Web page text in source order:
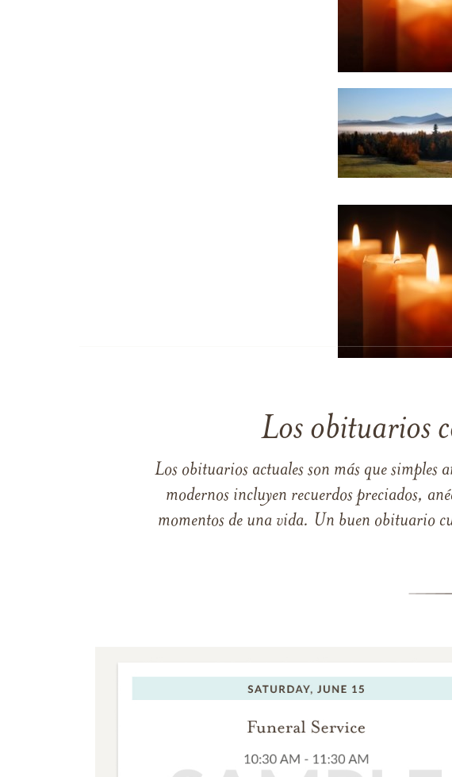
Los obituarios
Los obituarios actuales son más que
modernos incluyen recuerdos preciados,
momentos de una vida. Un buen obituario